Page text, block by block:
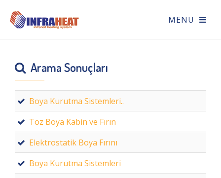
Arama Sonuçları
Boya Kurutma Sistemleri..
Toz Boya Kabin ve Fırın
Elektrostatik Boya Fırını
Boya Kurutma Sistemleri